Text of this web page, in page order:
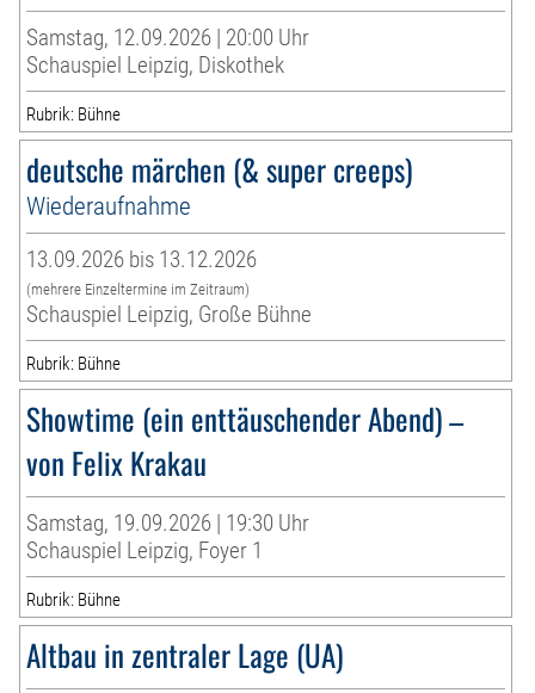
Samstag, 12.09.2026 | 20:00 Uhr
Schauspiel Leipzig, Diskothek
Rubrik: Bühne
deutsche märchen (& super creeps)
Wiederaufnahme
13.09.2026 bis 13.12.2026
(mehrere Einzeltermine im Zeitraum)
Schauspiel Leipzig, Große Bühne
Rubrik: Bühne
Showtime (ein enttäuschender Abend) –
von Felix Krakau
Samstag, 19.09.2026 | 19:30 Uhr
Schauspiel Leipzig, Foyer 1
Rubrik: Bühne
Altbau in zentraler Lage (UA)